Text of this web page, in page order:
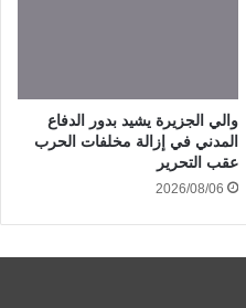
والي الجزيرة يشيد بدور الدفاع
المدني في إزالة مخلفات الحرب
عقب التحرير
2026/08/06